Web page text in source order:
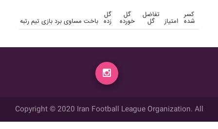
رتبه تیم بازی برد مساوی باخت
گل
زده
گل
خورده
تفاضل
گل امتیاز
کسر
شده
Copyright © 2020 Iran Football League Organization. All